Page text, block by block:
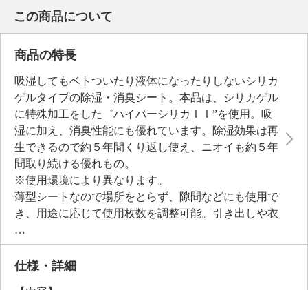
この商品について
商品の特長
吸湿してもベトついたり液体になったりしないシリカ
ゲルタイプの除湿・消臭シート。本品は、シリカゲル
に特殊加工をした゛ハイパーシリカＩＩ”を使用。吸
湿に加え、消臭性能にも優れています。除湿効果は再
生できるので約５年間くり返し使え、ニオイも約５年
間取り続ける優れもの。
※使用環境により異なります。
薄型シートなので場所をとらず、隙間などにも使用で
き、用途に応じて使用枚数を調整可能。引き出しや衣
装ケースのほか、布団や枕の下、ふとん圧縮袋、流し
台や洗面台の下、食器棚、下駄箱やくつ箱など、さま
ざまな場所で使用できます。使用スペースに合わせて
仕様・詳細